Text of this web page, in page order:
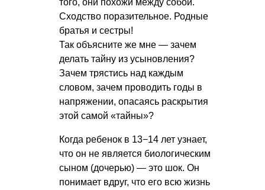
Сходство поразительное. Родные
братья и сестры!
Так объясните же мне — зачем
делать тайну из усыновления?
Зачем трястись над каждым
словом, зачем проводить годы в
напряжении, опасаясь раскрытия
этой самой «тайны»?
Когда ребенок в 13−14 лет узнает,
что он не является биологическим
сыном (дочерью) — это шок. Он
понимает вдруг, что его всю жизнь